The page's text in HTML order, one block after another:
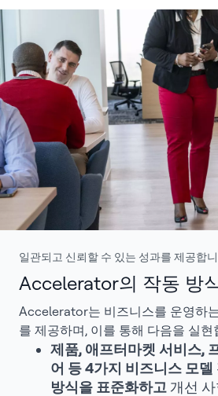
일관되고 신뢰할 수 있는 성과를 제공합
Accelerator의 작동 방
Accelerator는 비즈니스를 운영하
를 제공하며, 이를 통해 다음을 실현
제품, 애프터마켓 서비스,
어 등 4가지 비즈니스 모델
방식을 표준화하고 개선